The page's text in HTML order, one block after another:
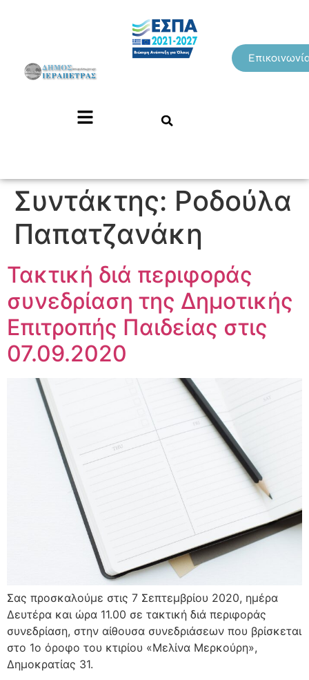
Συντάκτης: Ροδούλα
Παπατζανάκη
Τακτική διά περιφοράς
συνεδρίαση της Δημοτικής
Επιτροπής Παιδείας στις
07.09.2020
Σας προσκαλούμε στις 7 Σεπτεμβρίου 2020, ημέρα
Δευτέρα και ώρα 11.00 σε τακτική διά περιφοράς
συνεδρίαση, στην αίθουσα συνεδριάσεων που βρίσκεται
στο 1ο όροφο του κτιρίου «Μελίνα Μερκούρη»,
Δημοκρατίας 31.